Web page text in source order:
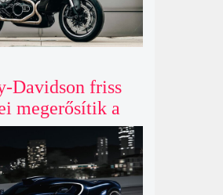
Davidson friss
megerősítik a
café racer és
szériagyártását